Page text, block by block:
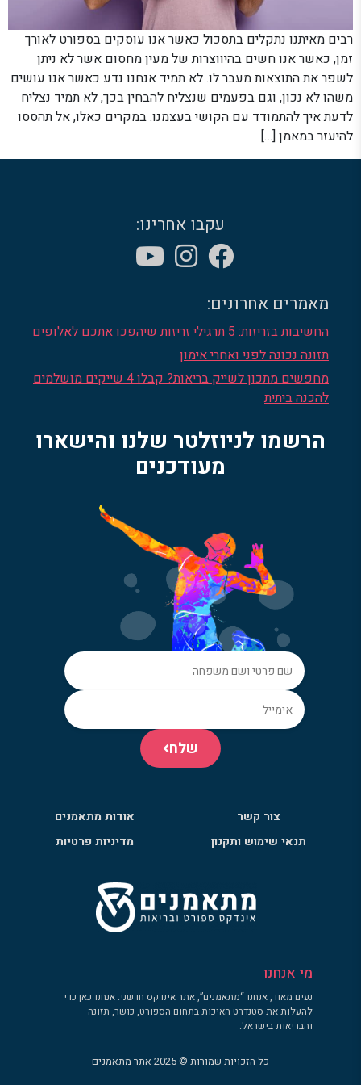
רבים מאיתנו נתקלים בתסכול כאשר אנו עוסקים בספורט לאורך
זמן, כאשר אנו חשים בהיווצרות של מעין מחסום אשר לא ניתן
לשפר את התוצאות מעבר לו. לא תמיד אנחנו נדע כאשר אנו עושים
משהו לא נכון, וגם בפעמים שנצליח להבחין בכך, לא תמיד נצליח
לדעת איך להתמודד עם הקושי בעצמנו. במקרים כאלו, אל תהססו
להיעזר במאמן […]
עקבו אחרינו:
מאמרים אחרונים:
החשיבות בזריזות: 5 תרגילי זריזות שיהפכו אתכם לאלופים
תזונה נכונה לפני ואחרי אימון
מחפשים מתכון לשייק בריאות? קבלו 4 שייקים מושלמים
להכנה ביתית
הרשמו לניוזלטר שלנו והישארו
מעודכנים
שלח
צור קשר
אודות מתאמנים
תנאי שימוש ותקנון
מדיניות פרטיות
מי אנחנו
נעים מאוד, אנחנו “מתאמנים”, אתר אינדקס חדשני. אנחנו כאן כדי
להעלות את סטנדרט האיכות בתחום הספורט, כושר, תזונה
והבריאות בישראל.
כל הזכויות שמורות © 2025 אתר מתאמנים